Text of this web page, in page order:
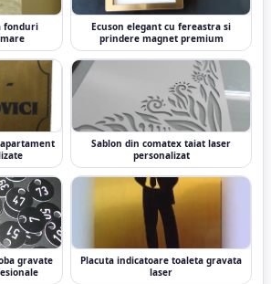
fonduri
Ecuson elegant cu fereastra si
prindere magnet premium
Sablon din comatex taiat laser
personalizat
gravate
Placuta indicatoare toaleta gravata
laser